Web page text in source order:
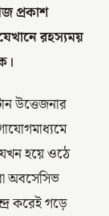
প্রকাশ
রহস্যময়
উত্তেজনার
যখন হয়ে ওঠে
অবসেসিভ
করেই গড়ে